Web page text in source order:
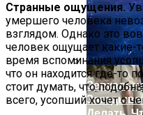
Mercedes-
Странные ощущения.
умершего человека
взглядом. Однако это
человек ощущает какие-
время вспоминания
что он находится где-то
стоит думать, что
всего, усопший хочет о